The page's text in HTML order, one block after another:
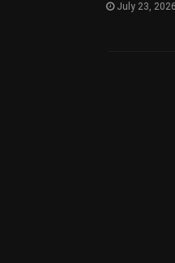
July 23, 2026